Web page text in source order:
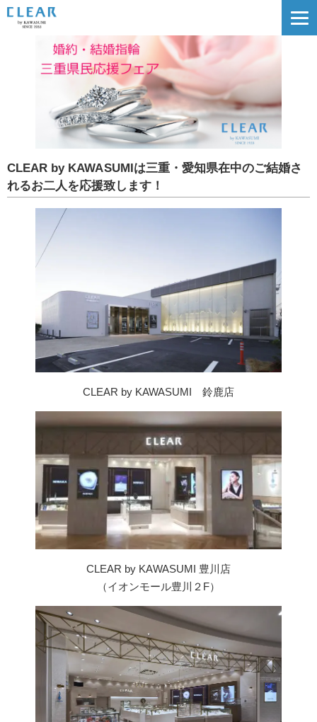
CLEAR by KAWASUMIは三重・愛知県在中のご結婚さ
れるお二人を応援致します！
CLEAR by KAWASUMI 鈴鹿店
CLEAR by KAWASUMI 豊川店
（イオンモール豊川２F）